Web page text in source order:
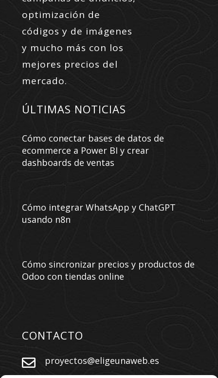
optimización de
códigos y de imágenes
y mucho más con los
mejores precios del
mercado.
ÚLTIMAS NOTICIAS
Cómo conectar bases de datos de
ecommerce a Power BI y crear
dashboards de ventas
Cómo integrar WhatsApp y ChatGPT
usando n8n
Cómo sincronizar precios y productos de
Odoo con tiendas online
CONTACTO
 proyectos@eligeunaweb.es